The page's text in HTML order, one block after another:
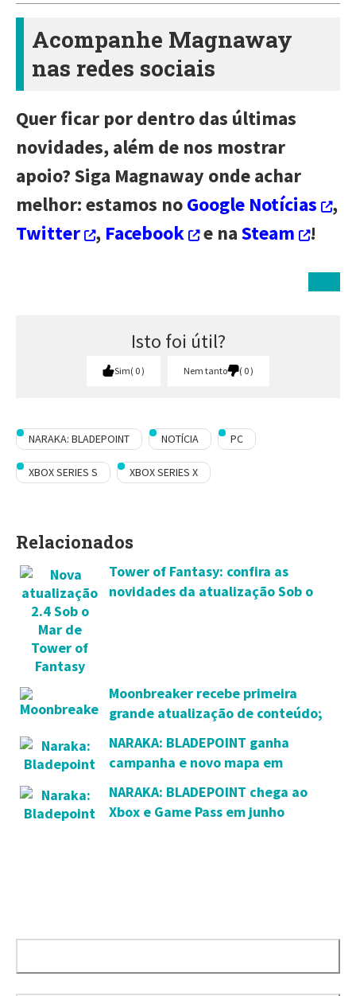
Acompanhe Magnaway
nas redes sociais
Quer ficar por dentro das últimas
novidades, além de nos mostrar
apoio? Siga Magnaway onde achar
melhor: estamos noGoogle Notícias
,
Twitter
, Facebook e naSteam !
Isto foi útil?
Sim 0 Nem tanto 0
NARAKA: BLADEPOINT NOTÍCIA PC
XBOX SERIES S XBOX SERIES X
Relacionados
Tower of Fantasy: confira as
novidades da atualização Sob o
Moonbreaker recebe primeira
grande atualização de conteúdo;
NARAKA: BLADEPOINT ganha
campanha e novo mapa em
NARAKA: BLADEPOINT chega ao
Xbox e Game Pass em junho